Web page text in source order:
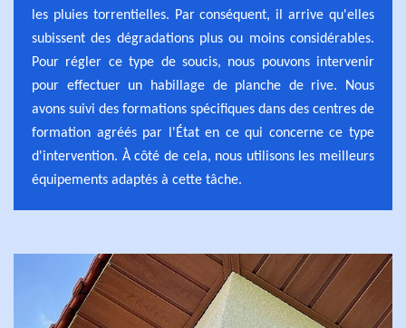
les pluies torrentielles. Par conséquent, il arrive qu'elles
subissent des dégradations plus ou moins considérables.
Pour régler ce type de soucis, nous pouvons intervenir
pour effectuer un habillage de planche de rive. Nous
avons suivi des formations spécifiques dans des centres de
formation agréés par l'État en ce qui concerne ce type
d'intervention. À côté de cela, nous utilisons les meilleurs
équipements adaptés à cette tâche.